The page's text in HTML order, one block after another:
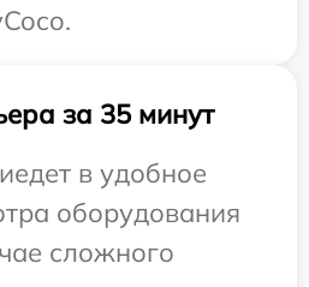
за 35 минут
в удобное
оборудования
сложного